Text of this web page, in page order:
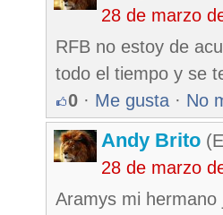
28 de marzo
RFB no estoy de
todo el tiempo y se
0 · Me gusta · No
Andy Brito
28 de marzo
Aramys mi